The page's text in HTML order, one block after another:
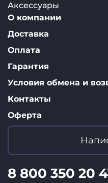
8 800 350 20
Аксессуары
О компании
Доставка
Оплата
Гарантия
Условия обмена и
Контакты
Оферта